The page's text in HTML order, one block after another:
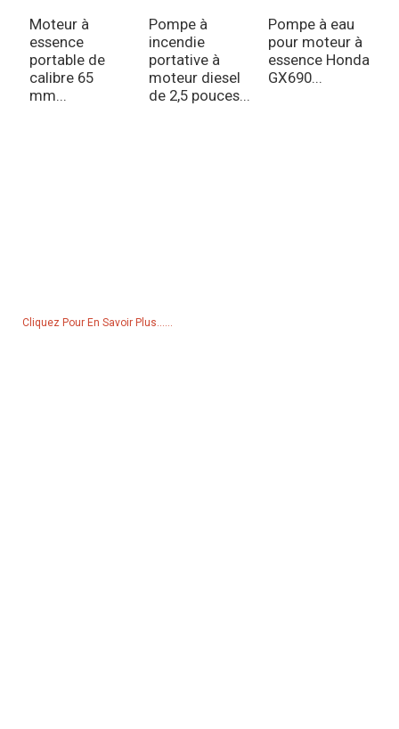
Moteur à
essence
portable de
calibre 65
mm...
Pompe à
incendie
portative à
moteur diesel
de 2,5 pouces...
Pompe à eau
pour moteur à
essence Honda
GX690...
Cliquez Pour En Savoir Plus......